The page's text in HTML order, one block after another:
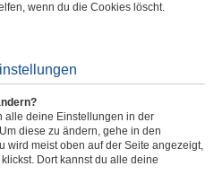
wenn du die Cookies löscht.
alle deine Einstellungen in der
diese zu ändern, gehe in den
wird meist oben auf der Seite angezeigt,
Dort kannst du alle deine